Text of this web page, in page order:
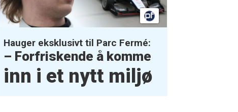
Hauger eksklusivt til Parc Fermé:
– Forfriskende å komme
inn i et nytt miljø